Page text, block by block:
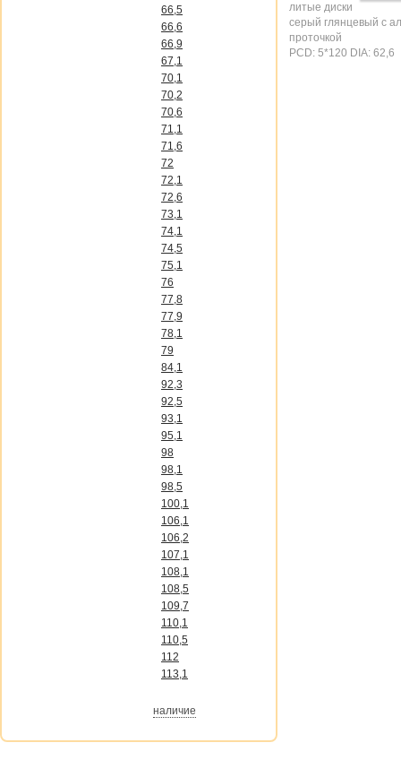
66,5
66,6
66,9
67,1
70,1
70,2
70,6
71,1
71,6
72
72,1
72,6
73,1
74,1
74,5
75,1
76
77,8
77,9
78,1
79
84,1
92,3
92,5
93,1
95,1
98
98,1
98,5
100,1
106,1
106,2
107,1
108,1
108,5
109,7
110,1
110,5
112
113,1
наличие
литые диски
серый глянцевый с
проточкой
PCD: 5*120 DIA: 62,6